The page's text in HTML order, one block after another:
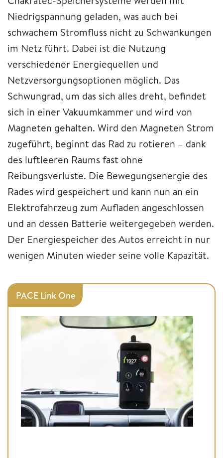
Niedrigspannung geladen, was auch bei
schwachem Stromfluss nicht zu Schwankungen
im Netz führt. Dabei ist die Nutzung
verschiedener Energiequellen und
Netzversorgungsoptionen möglich. Das
Schwungrad, um das sich alles dreht, befindet
sich in einer Vakuumkammer und wird von
Magneten gehalten. Wird den Magneten Strom
zugeführt, beginnt das Rad zu rotieren – dank
des luftleeren Raums fast ohne
Reibungsverluste. Die Bewegungsenergie des
Rades wird gespeichert und kann nun an ein
Elektrofahrzeug zum Aufladen angeschlossen
und an dessen Batterie weitergegeben werden.
Der Energiespeicher des Autos erreicht in nur
wenigen Minuten wieder seine volle Kapazität.
PACE Link One